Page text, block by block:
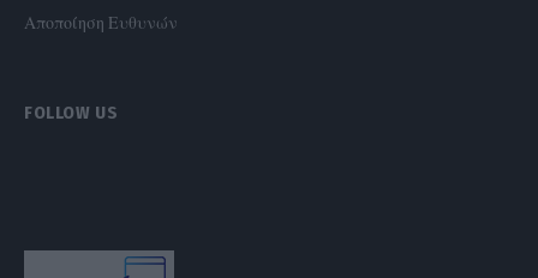
Αποποίηση Ευθυνών
FOLLOW US